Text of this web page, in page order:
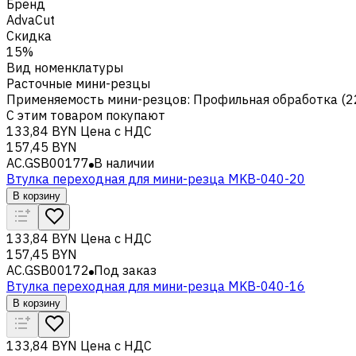
Бренд
AdvaCut
Скидка
15%
Вид номенклатуры
Расточные мини-резцы
Применяемость мини-резцов: Профильная обработка
С этим товаром покупают
133,84 BYN Цена с НДС
157,45 BYN
AC.GSB00177 В наличии
Втулка переходная для мини-резца MKB-040-20
В корзину
133,84 BYN Цена с НДС
157,45 BYN
AC.GSB00172 Под заказ
Втулка переходная для мини-резца MKB-040-16
В корзину
133,84 BYN Цена с НДС